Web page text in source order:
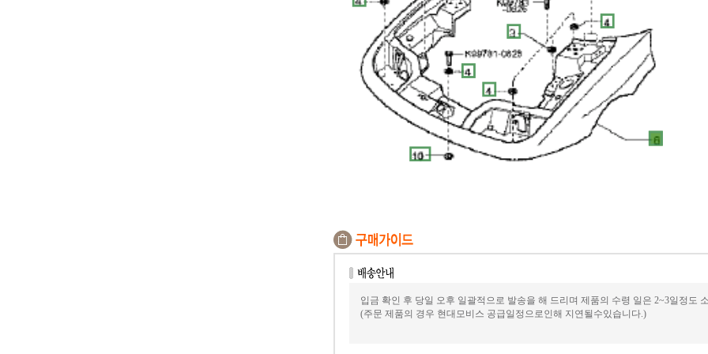
입금 확인 후 당일 오후 일괄적으로 발송을 해 드리며 제품의 수령 일은 2~3일정도
(주문 제품의 경우 현대모비스 공급일정으로인해 지연될수있습니다.)